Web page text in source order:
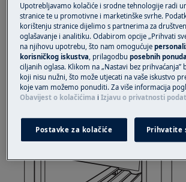
Za odvajanje police dovoljno je
3. Lagano podignite policu i izvucite
Upotrebljavamo kolačiće i srodne tehnologije radi
stranice te u promotivne i marketinške svrhe.
korištenju stranice dijelimo s partnerima za
oglašavanje i analitiku. Odabirom opcije „Prihvati
na njihovu upotrebu, što nam omogućuje
korisničkog iskustva , prilagodbuposebnih ponuda
ciljanih oglasa. Klikom na „Nastavi bez prihvaćanja”
koji nisu nužni, što može utjecati na vaše iskustvo
koje vam možemo ponuditi. Za više informacija
Obavijest o kolačićima iIzjavu o privatnosti
Postavke za kolačiće Prihvatite